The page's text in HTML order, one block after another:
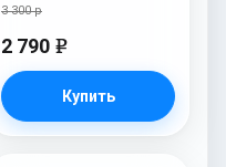
3 300 р
2 790 e
Купить